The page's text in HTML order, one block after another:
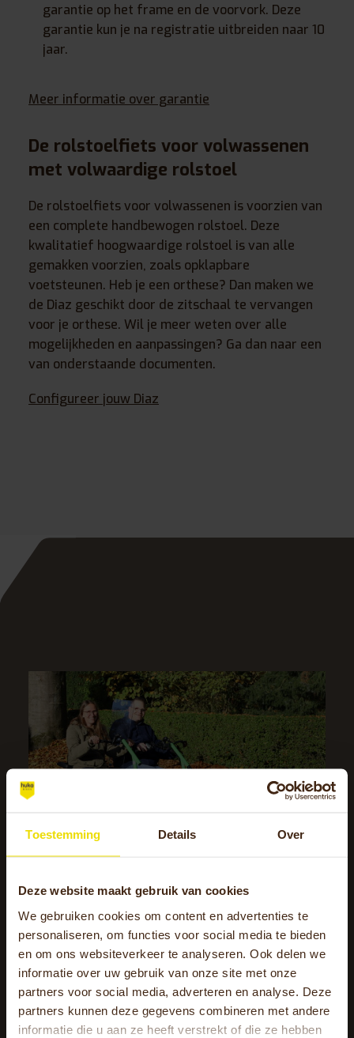
Toestemming Details Over
Deze website maakt gebruik van cookies
We gebruiken cookies om content en advertenties te
personaliseren, om functies voor social media te bieden
en om ons websiteverkeer te analyseren. Ook delen we
informatie over uw gebruik van onze site met onze
partners voor social media, adverteren en analyse. Deze
partners kunnen deze gegevens combineren met andere
informatie die u aan ze heeft verstrekt of die ze hebben
garantie op het frame en de voorvork. Deze
garantie kun je na registratie uitbreiden naar 10
jaar.
Meer informatie over garantie
De rolstoelfiets voor volwassenen
met volwaardige rolstoel
De rolstoelfiets voor volwassenen is voorzien van
een complete handbewogen rolstoel. Deze
kwalitatief hoogwaardige rolstoel is van alle
gemakken voorzien, zoals opklapbare
voetsteunen. Heb je een orthese? Dan maken we
de Diaz geschikt door de zitschaal te vervangen
voor je orthese. Wil je meer weten over alle
mogelijkheden en aanpassingen? Ga dan naar een
van onderstaande documenten.
Configureer jouw Diaz
Bij de dagbestedingslocatie ‘Het
Los Huus’ van de Passerel in Epe
wordt elke dag met
enthousiasme de..